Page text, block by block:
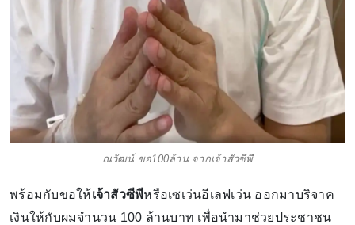
ณวัฒน์ ขอ100ล้าน จากเจ้าสัวซีพี
พร้อมกับขอให้เจ้าสัวซีพีหรือเซเว่นอีเลฟเว่น ออกมาบริจาค
เงินให้กับผมจำนวน 100 ล้านบาท เพื่อนำมาช่วยประชาชน